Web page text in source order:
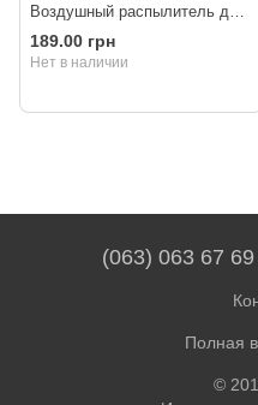
Воздушный распылитель для
аквариума 50 мм
189.00 грн
Нет в наличии
(063) 063 67 69
Полная
©